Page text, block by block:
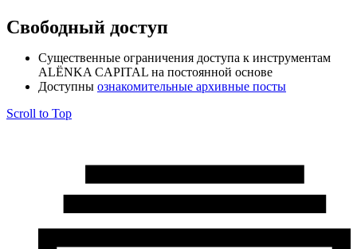
Свободный доступ
Cущественные ограничения доступа к инструментам
ALЁNKA CAPITAL на постоянной основе
Доступны ознакомительные архивные посты
Scroll to Top